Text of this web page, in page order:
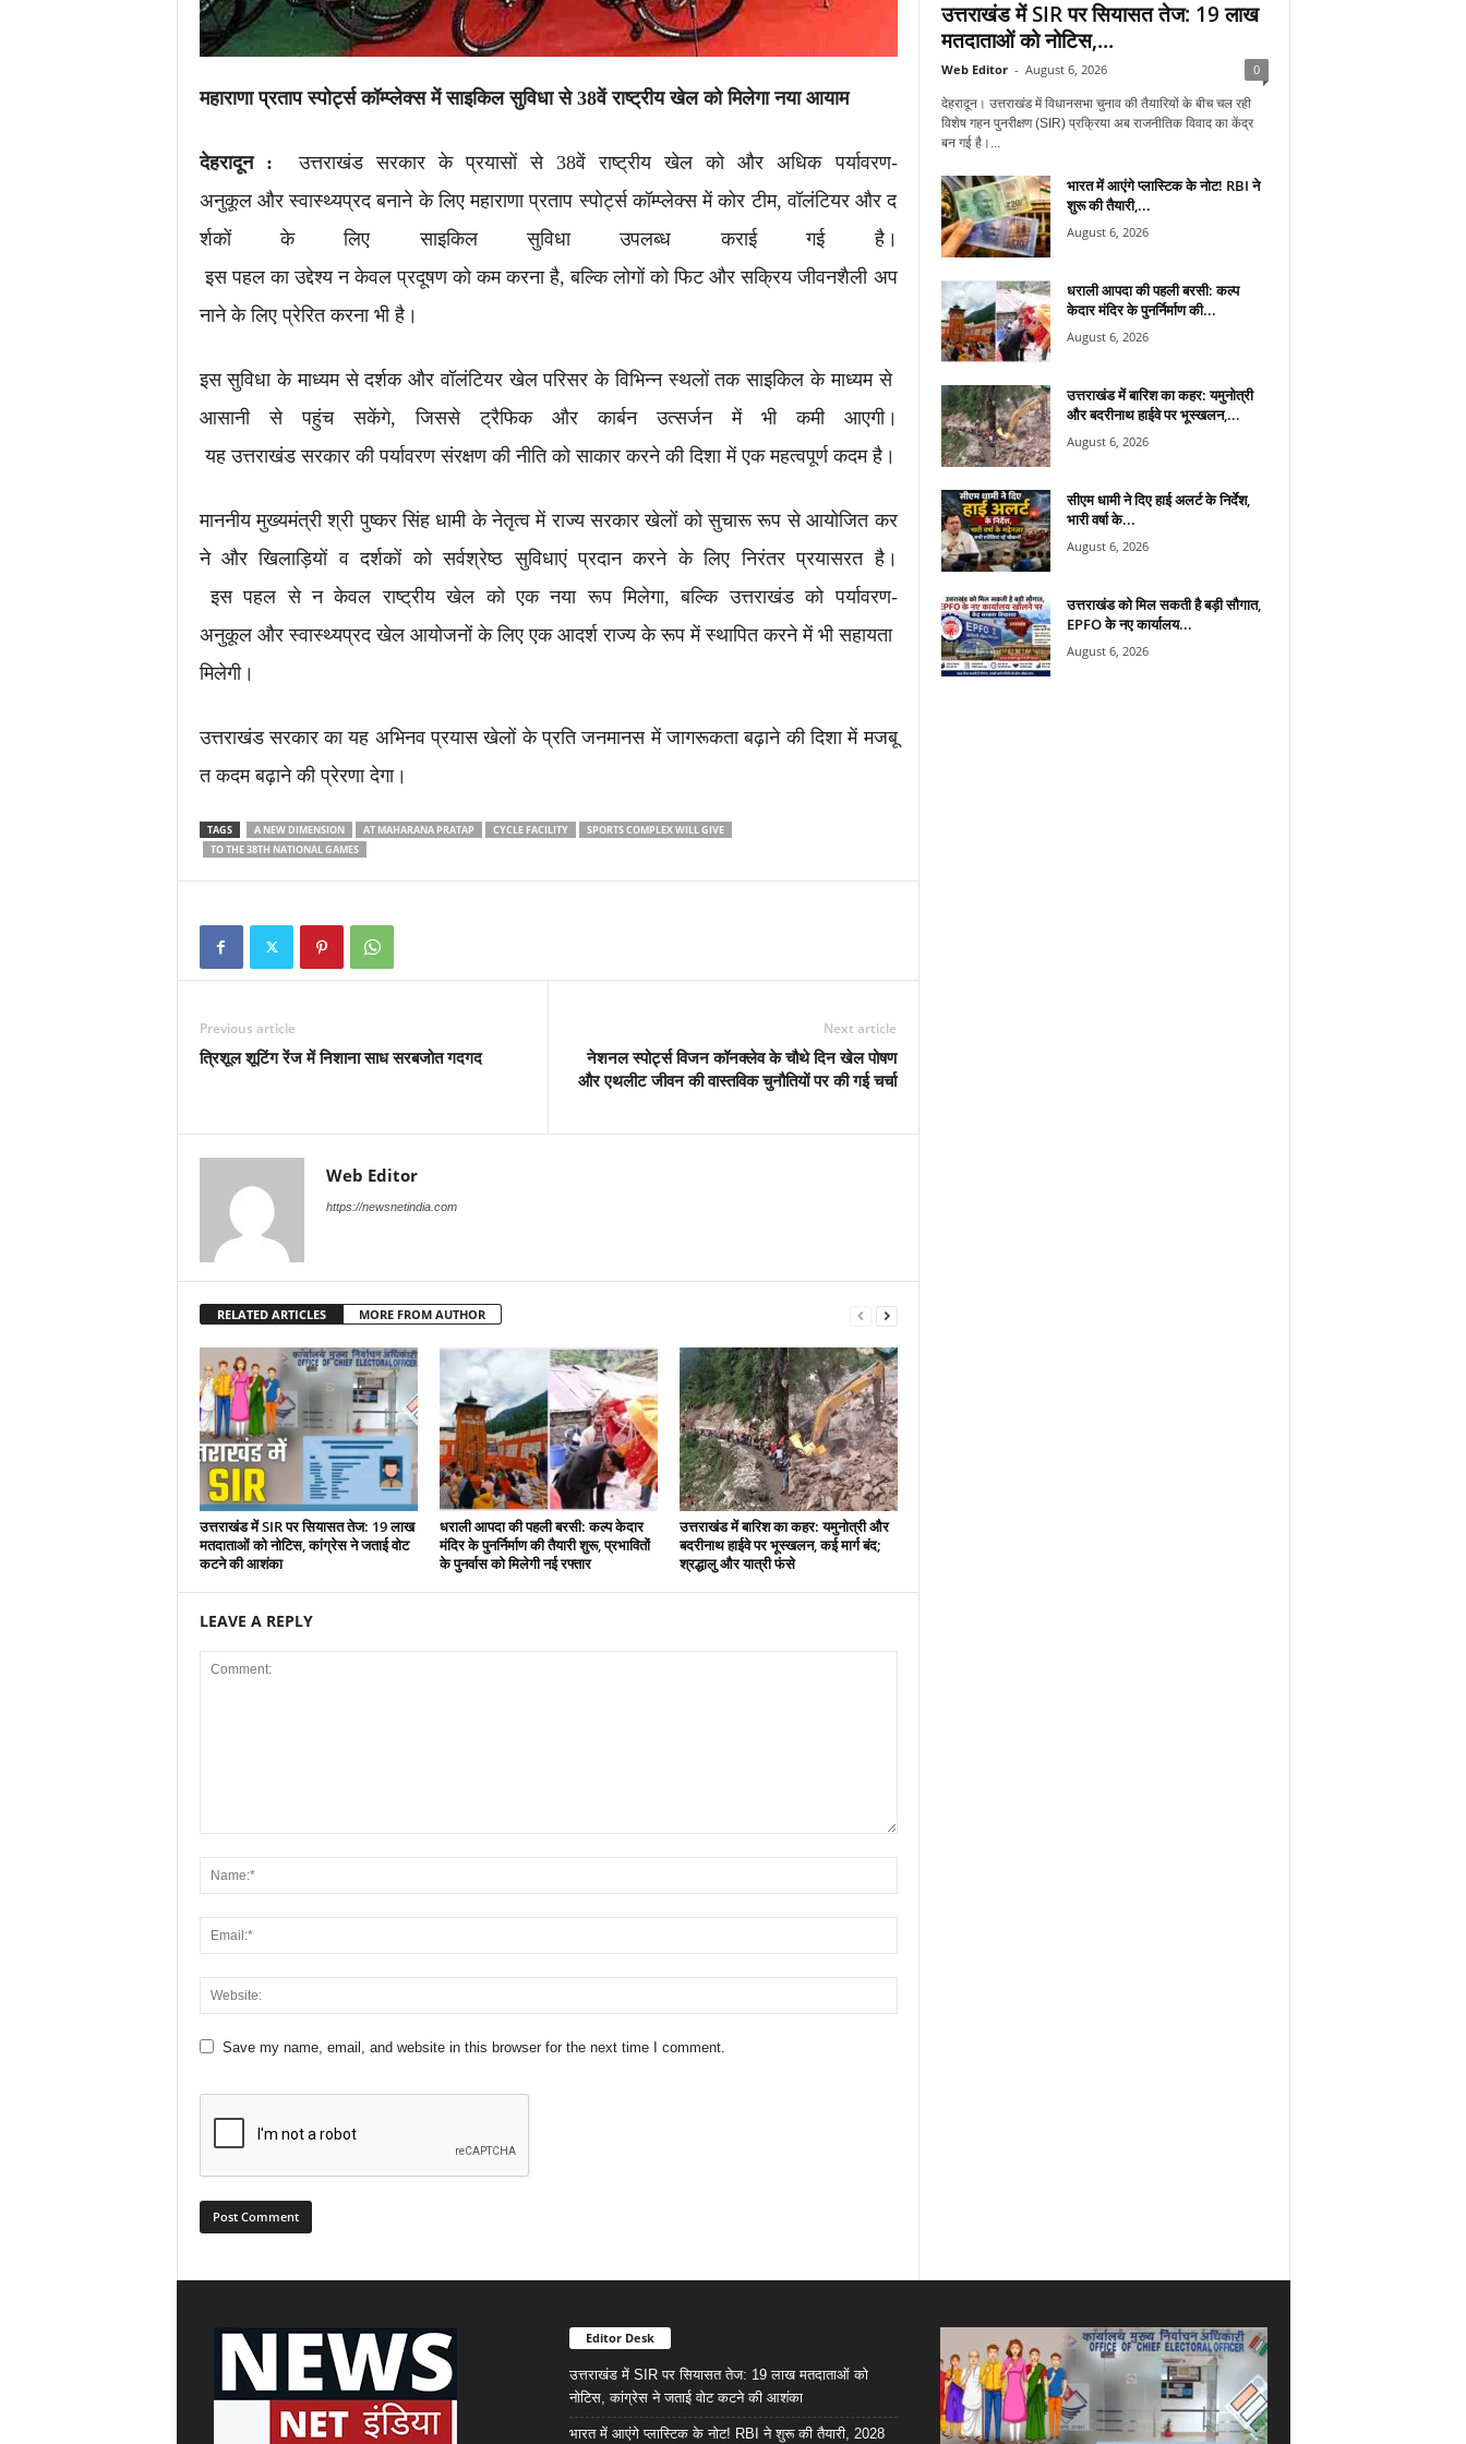
महाराणाप्रतापस्पोर्ट्सकॉम्प्लेक्समेंसाइकिलसुविधासे 38वेंराष्ट्रीयखेलकोमिलेगानया आयाम
देहरादून : उत्तराखंड सरकार के प्रयासों से 38वें राष्ट्रीय खेल को और अधिक पर्यावरण-
अनुकूल और स्वास्थ्यप्रद बनाने के लिए महाराणा प्रताप स्पोर्ट्स कॉम्प्लेक्स में कोर टीम, वॉलंटियर और द
र्शकों के लिए साइकिल सुविधा उपलब्ध कराई गई है।
इस पहल का उद्देश्य न केवल प्रदूषण को कम करना है, बल्कि लोगों को फिट और सक्रिय जीवनशैली अप
नाने के लिए प्रेरित करना भी है।
इस सुविधा के माध्यम से दर्शक और वॉलंटियर खेल परिसर के विभिन्न स्थलों तक साइकिल के माध्यम से
आसानी से पहुंच सकेंगे, जिससे ट्रैफिक और कार्बन उत्सर्जन में भी कमी आएगी।
यह उत्तराखंड सरकार की पर्यावरण संरक्षण की नीति को साकार करने की दिशा में एक महत्वपूर्ण कदम है।
माननीय मुख्यमंत्री श्री पुष्कर सिंह धामी के नेतृत्व में राज्य सरकार खेलों को सुचारू रूप से आयोजित कर
ने और खिलाड़ियों व दर्शकों को सर्वश्रेष्ठ सुविधाएं प्रदान करने के लिए निरंतर प्रयासरत है।
इस पहल से न केवल राष्ट्रीय खेल को एक नया रूप मिलेगा, बल्कि उत्तराखंड को पर्यावरण-
अनुकूल और स्वास्थ्यप्रद खेल आयोजनों के लिए एक आदर्श राज्य के रूप में स्थापित करने में भी सहायता
मिलेगी।
उत्तराखंड सरकार का यह अभिनव प्रयास खेलों के प्रति जनमानस में जागरूकता बढ़ाने की दिशा में मजबू
त कदम बढ़ाने की प्रेरणा देगा।
TAGS A NEW DIMENSION AT MAHARANA PRATAP CYCLE FACILITY
SPORTS COMPLEX WILL GIVE
TO THE 38TH NATIONAL GAMES
Previous article
त्रिशूल शूटिंग रेंज में निशाना साध सरबजोत गदगद
Next article
नेशनल स्पोर्ट्स विजन कॉनक्लेव के चौथे दिन खेल पोषण
और एथलीट जीवन की वास्तविक चुनौतियों पर की गई चर्चा
Web Editor
https://newsnetindia.com
RELATED ARTICLES MORE FROM AUTHOR
उत्तराखंड में SIR पर सियासत तेज: 19 लाख
मतदाताओं को नोटिस, कांग्रेस ने जताई वोट
कटने की आशंका
धराली आपदा की पहली बरसी: कल्प केदार
मंदिर के पुनर्निर्माण की तैयारी शुरू, प्रभावितों
के पुनर्वास को मिलेगी नई रफ्तार
उत्तराखंड में बारिश का कहर: यमुनोत्री और
बदरीनाथ हाईवे पर भूस्खलन, कई मार्ग बंद;
श्रद्धालु और यात्री फंसे
LEAVE A REPLY
Save my name, email, and website in this browser for the next time I comment.
उत्तराखंड में SIR पर सियासत तेज: 19 लाख
मतदाताओं को नोटिस,...
Web Editor - August 6, 2026 0
देहरादून। उत्तराखंड में विधानसभा चुनाव की तैयारियों के बीच चल रही
विशेष गहन पुनरीक्षण (SIR) प्रक्रिया अब राजनीतिक विवाद का केंद्र
बन गई है।...
भारत में आएंगे प्लास्टिक के नोट! RBI ने
शुरू की तैयारी,...
August 6, 2026
धराली आपदा की पहली बरसी: कल्प
केदार मंदिर के पुनर्निर्माण की...
August 6, 2026
उत्तराखंड में बारिश का कहर: यमुनोत्री
और बदरीनाथ हाईवे पर भूस्खलन,...
August 6, 2026
सीएम धामी ने दिए हाई अलर्ट के निर्देश,
भारी वर्षा के...
August 6, 2026
उत्तराखंड को मिल सकती है बड़ी सौगात,
EPFO के नए कार्यालय...
August 6, 2026
Editor Desk
उत्तराखंड में SIR पर सियासत तेज: 19 लाख मतदाताओं को
नोटिस, कांग्रेस ने जताई वोट कटने की आशंका
भारत में आएंगे प्लास्टिक के नोट! RBI ने शुरू की तैयारी, 2028